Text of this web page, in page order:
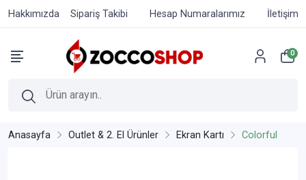
Hakkımızda Sipariş Takibi Hesap Numaralarımız İletişim
0
Anasayfa Outlet & 2. El Ürünler Ekran Kartı Colorful